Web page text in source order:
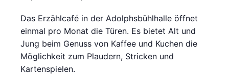
Das Erzählcafé in der Adolphsbühlhalle öffnet
einmal pro Monat die Türen. Es bietet Alt und
Jung beim Genuss von Kaffee und Kuchen die
Möglichkeit zum Plaudern, Stricken und
Kartenspielen.